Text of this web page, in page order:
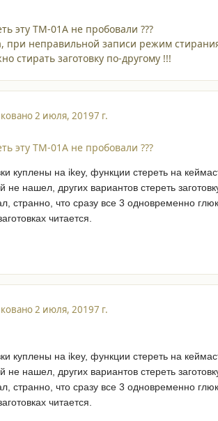
эту ТМ-01А не пробовали ???
при неправильной записи режим
стирать заготовку по-другому !!!
2 июля, 20197 г.
эту ТМ-01А не пробовали ???
куплены на ikey, функции стереть на
не нашел, других вариантов стереть
странно, что сразу все 3 одновременно
читается.
2 июля, 20197 г.
куплены на ikey, функции стереть на
не нашел, других вариантов стереть
странно, что сразу все 3 одновременно
читается.